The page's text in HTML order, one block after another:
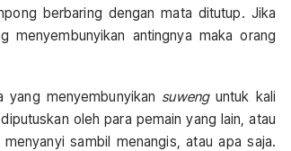
berbaring dengan mata ditutup. Jika
menyembunyikan antingnya maka orang
menyembunyikan suwenguntuk kali
oleh para pemain yang lain, atau
sambil menangis, atau apa saja.